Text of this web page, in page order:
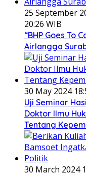
25 September
20:26 WIB
“BHP Goes To
Airlangga
30 May 2024
Uji Seminar
Doktor Ilmu
Tentang
30 March 2024